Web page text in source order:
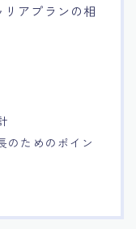
アプランの相
のためのポイン